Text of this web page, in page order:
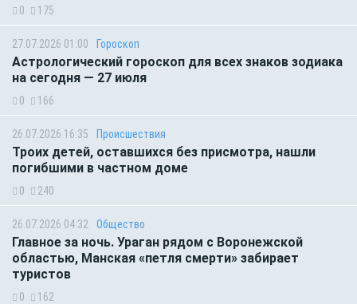
0 175
27.07.2026 01:00 Гороскоп
Астрологический гороскоп для всех знаков зодиака
на сегодня — 27 июля
0 166
26.07.2026 16:35 Происшествия
Троих детей, оставшихся без присмотра, нашли
погибшими в частном доме
0 240
26.07.2026 04:32 Общество
Главное за ночь. Ураган рядом с Воронежской
областью, Манская «петля смерти» забирает
туристов
0 162